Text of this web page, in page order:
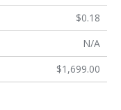
$0.18
N/A
$1,699.00